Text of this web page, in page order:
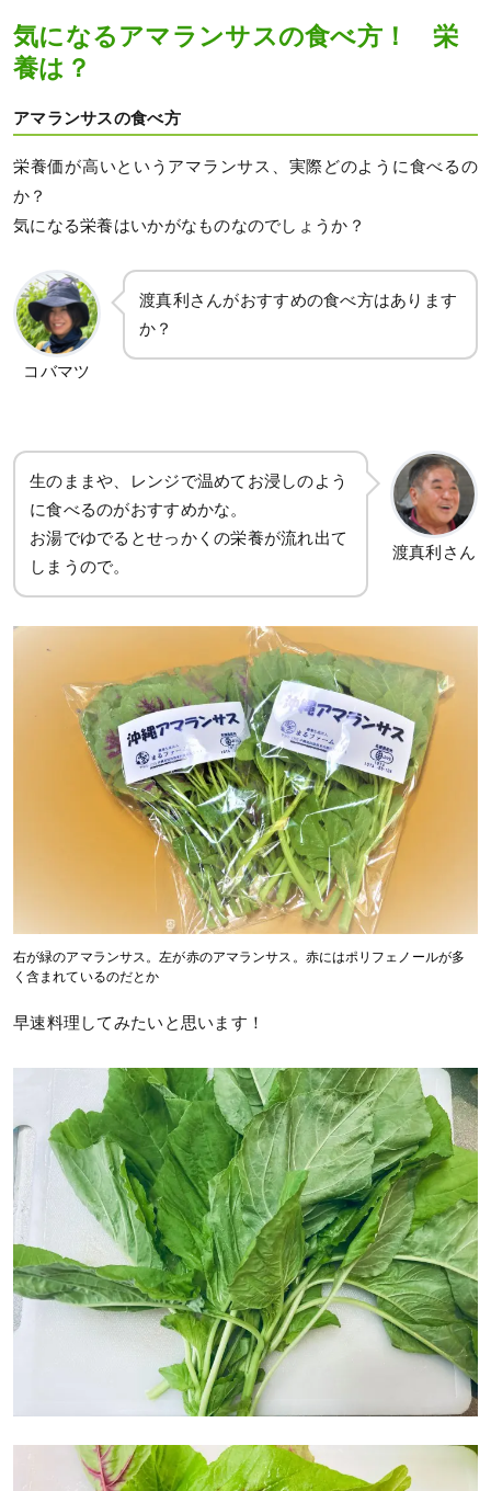
気になるアマランサスの食べ方！ 栄
養は？
アマランサスの食べ方
栄養価が高いというアマランサス、実際どのように食べるの
か？
気になる栄養はいかがなものなのでしょうか？
コバマツ
渡真利さんがおすすめの食べ方はあります
か？
生のままや、レンジで温めてお浸しのよう
に食べるのがおすすめかな。
お湯でゆでるとせっかくの栄養が流れ出て
しまうので。
渡真利さん
右が緑のアマランサス。左が赤のアマランサス。赤にはポリフェノールが多
く含まれているのだとか
早速料理してみたいと思います！